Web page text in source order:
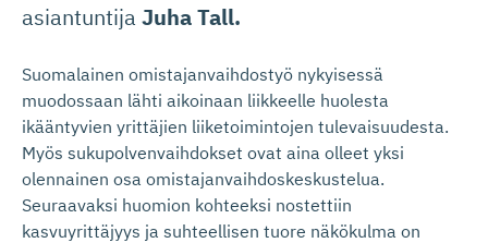
asiantuntija Juha Tall.
Suomalainen omistajanvaihdostyö nykyisessä
muodossaan lähti aikoinaan liikkeelle huolesta
ikääntyvien yrittäjien liiketoimintojen tulevaisuudesta.
Myös sukupolvenvaihdokset ovat aina olleet yksi
olennainen osa omistajanvaihdoskeskustelua.
Seuraavaksi huomion kohteeksi nostettiin
kasvuyrittäjyys ja suhteellisen tuore näkökulma on